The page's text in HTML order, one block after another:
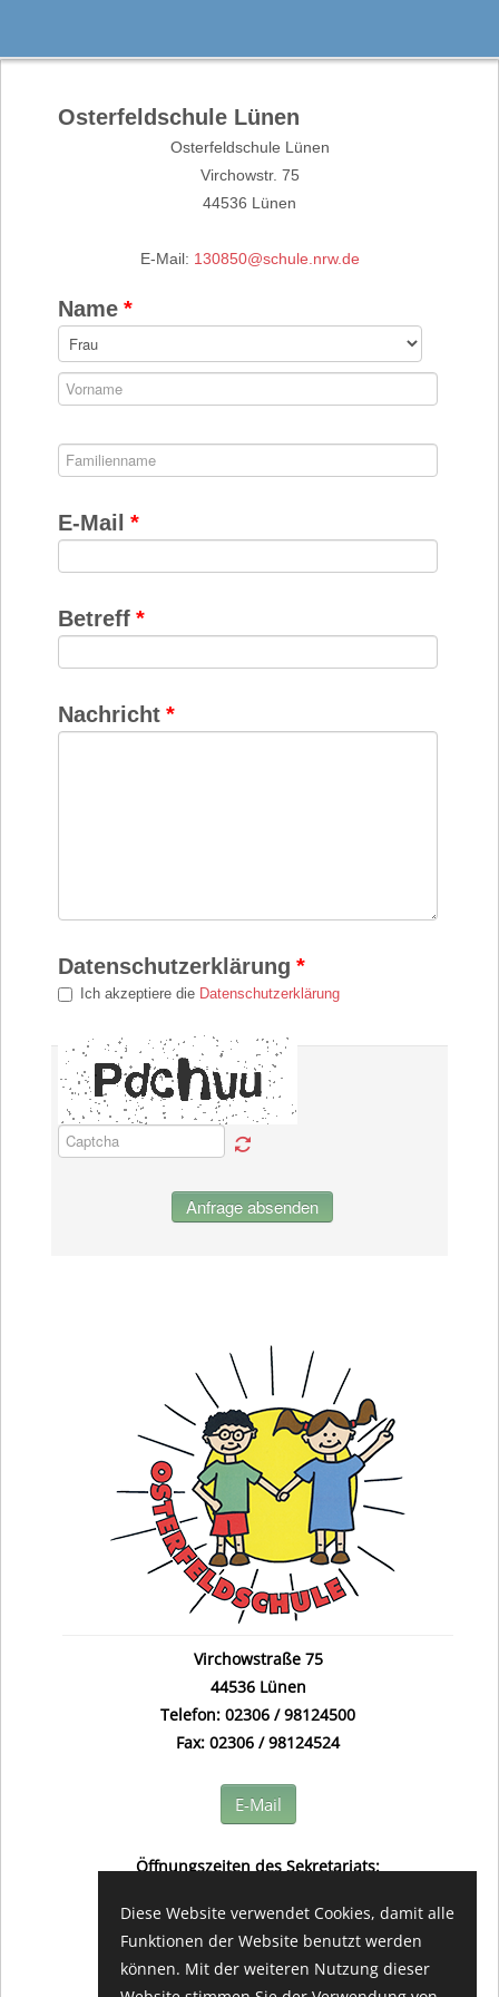
Osterfeldschule Lünen
Osterfeldschule Lünen
Virchowstr. 75
44536 Lünen
E-Mail: 130850@schule.nrw.de
Name *
E-Mail *
Betreff *
Nachricht *
Datenschutzerklärung *
Ich akzeptiere die Datenschutzerklärung
Anfrage absenden
Virchowstraße 75
44536 Lünen
Telefon: 02306 / 98124500
Fax: 02306 / 98124524
E-Mail
Öffnungszeiten des Sekretariats:
08.00 - 12.00 Uhr
Diese Website verwendet Cookies, damit alle
Funktionen der Website benutzt werden
können. Mit der weiteren Nutzung dieser